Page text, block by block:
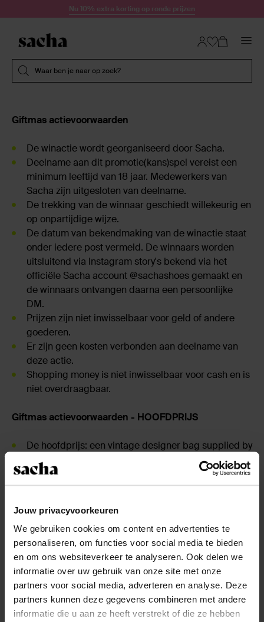
Jouw privacyvoorkeuren
We gebruiken cookies om content en advertenties te
personaliseren, om functies voor social media te bieden
en om ons websiteverkeer te analyseren. Ook delen we
informatie over uw gebruik van onze site met onze
partners voor social media, adverteren en analyse. Deze
partners kunnen deze gegevens combineren met andere
informatie die u aan ze heeft verstrekt of die ze hebben
Doorgaan naar artikelNu 10% extra korting op ronde prijzen
Waar ben je naar op zoek?
Giftmas actievoorwaarden
De winactie wordt georganiseerd door Sacha.
Deelname aan dit promotie(kans)spel vereist een
minimum leeftijd van 18 jaar. Medewerkers van
Sacha zijn uitgesloten van deelname.
De trekking van de winnaar geschiedt willekeurig en
op onpartijdige wijze.
De datum van bekendmaking van de winactie staat
onder iedere post vermeld. De winnaars worden
uitsluitend via Instagram story's bekend via het
officiële Sacha account @sachashoes gemaakt en
de winnaars ontvangen daarna een persoonlijke
DM.
Prijzen zijn niet inwisselbaar voor geld of andere
goederen.
Er zijn geen kosten verbonden aan deelname van
deze actie.
Shopping money is niet inwisselbaar voor cash en is
niet overdraagbaar.
Giftmas actievoorwaarden - HOOFDPRIJS
De hoofdprijs: een vintage designer bag supplied by
Vintasje en een Sacha Giftcard t.w.v €2000.
De Giftcard wordt uitgekeerd in Sacha
cadeaubonnen.
2026. Deelname na deze datum is niet meer
mogelijk.
Deelname is kosteloos. Je neemt automatisch deel
aan de winactie wanneer je binnen de actieperiode
je inschrijft voor de Sacha-nieuwsbrief via de
actiepagina, én het Instagramaccount @sachashoes
en @vintasje_nl volgt.